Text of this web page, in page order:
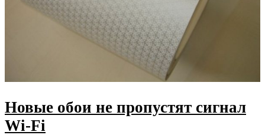
Новые обои не пропустят сигнал
Wi-Fi